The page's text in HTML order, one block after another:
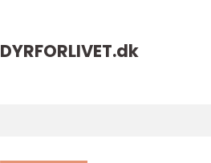
DYRFORLIVET.dk